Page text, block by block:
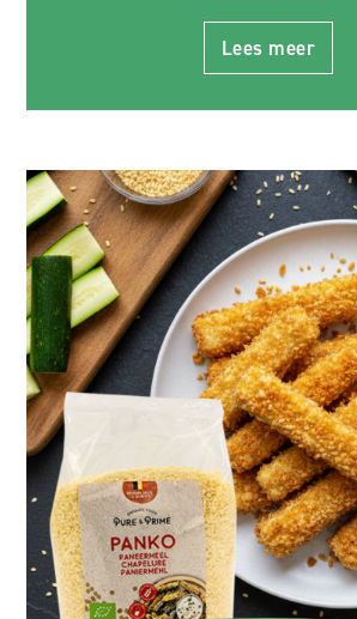
Lees meer